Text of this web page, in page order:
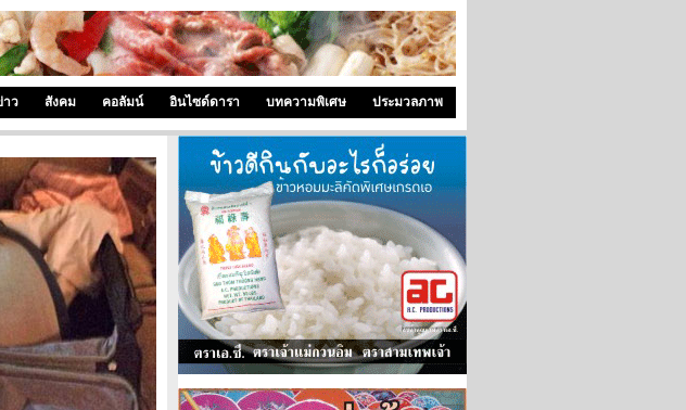
าว สังคม คอลัมน์ อินไซด์ดารา บทความพิเศษ ประมวลภาพ